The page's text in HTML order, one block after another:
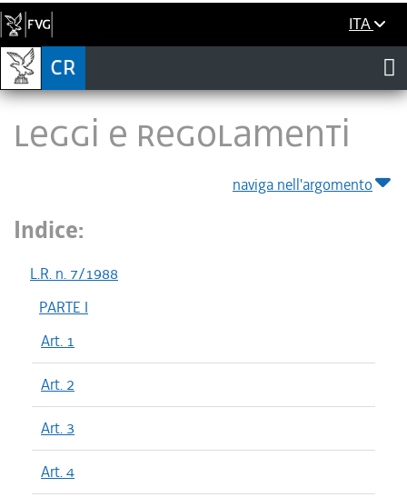
ITA
LEGGI E REGOLAMENTI
naviga nell'argomento
Indice:
L.R. n. 7/1988
PARTE I
Art. 1
Art. 2
Art. 3
Art. 4